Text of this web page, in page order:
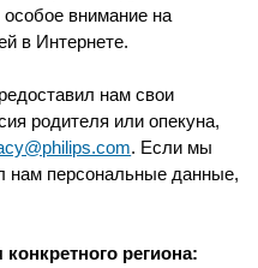
внимание на
в Интернете.
нам свои
родителя или опекуна,
. Если мы
нам персональные данные,
региона: